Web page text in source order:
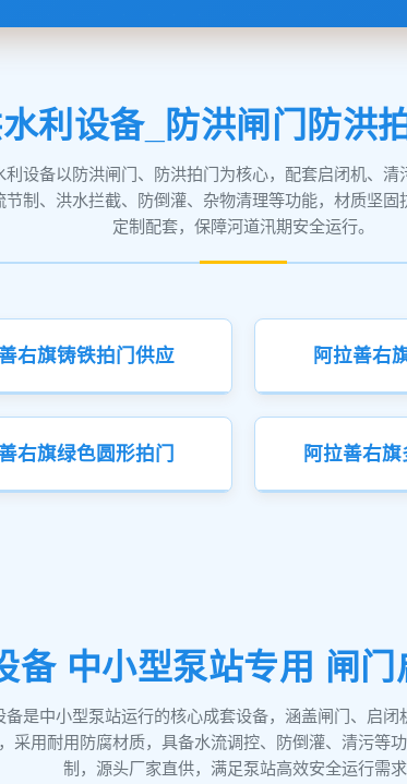
利设备_防洪闸门防洪
设备以防洪闸门、防洪拍门为核心，配套启闭机、清
制、洪水拦截、防倒灌、杂物清理等功能，材质坚
定制配套，保障河道汛期安全运行。
右旗铸铁拍门供应 阿拉善右
右旗绿色圆形拍门 阿拉善右
备 中小型泵站专用 闸
备是中小型泵站运行的核心成套设备，涵盖闸门、启
采用耐用防腐材质，具备水流调控、防倒灌、清污等
制，源头厂家直供，满足泵站高效安全运行需求